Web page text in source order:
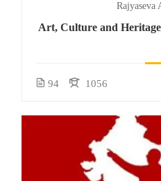
Rajyaseva
Art, Culture and
94 1056